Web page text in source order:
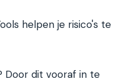
helpen je risico's te
Door dit vooraf in te